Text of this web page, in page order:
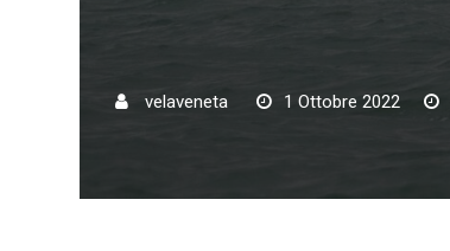
velaveneta 1 Ottobre 2022